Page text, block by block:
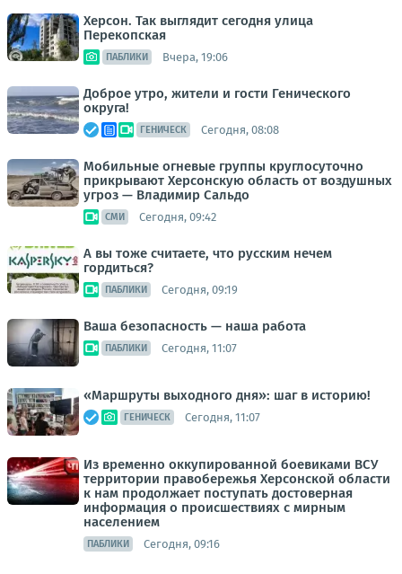
Херсон. Так выглядит сегодня улица
Перекопская
ПАБЛИКИ Вчера, 19:06
Доброе утро, жители и гости Генического
округа!
ГЕНИЧЕСК Сегодня, 08:08
Мобильные огневые группы круглосуточно
прикрывают Херсонскую область от воздушных
угроз — Владимир Сальдо
СМИ Сегодня, 09:42
А вы тоже считаете, что русским нечем
гордиться?
ПАБЛИКИ Сегодня, 09:19
Ваша безопасность — наша работа
ПАБЛИКИ Сегодня, 11:07
«Маршруты выходного дня»: шаг в историю!
ГЕНИЧЕСК Сегодня, 11:07
Из временно оккупированной боевиками ВСУ
территории правобережья Херсонской области
к нам продолжает поступать достоверная
информация о происшествиях с мирным
населением
ПАБЛИКИ Сегодня, 09:16